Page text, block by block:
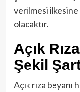
verilmesi ilkesine
olacaktır.
Açık
Şekil
Açık rıza